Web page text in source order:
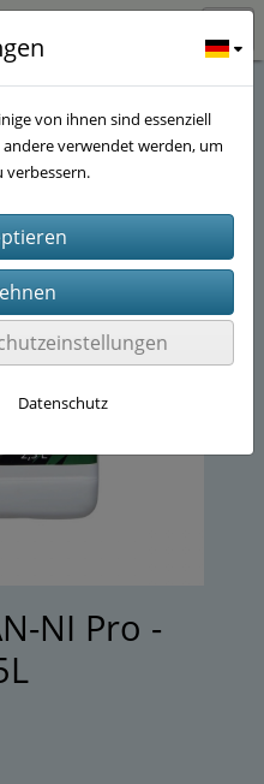
(4)
NI Pro -
von ihnen sind essenziell
verwendet werden, um
verbessern.
Datenschutz